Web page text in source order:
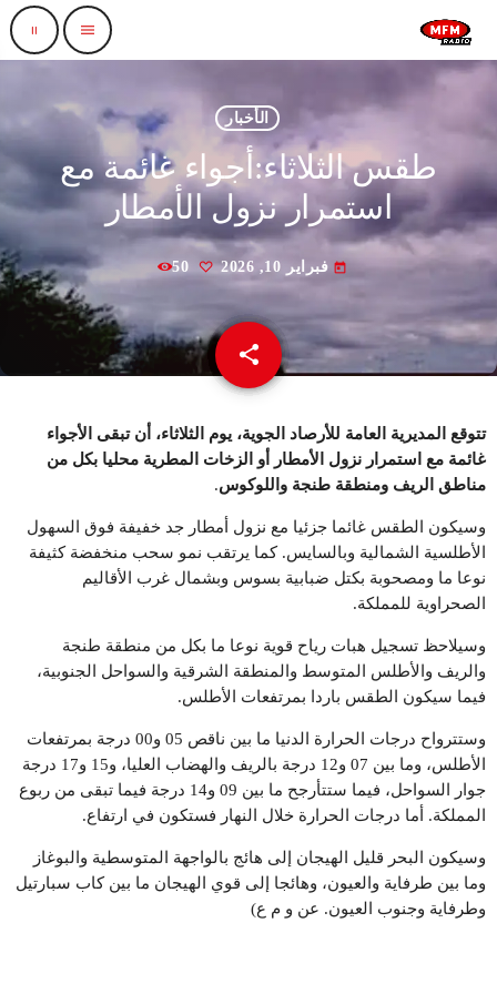
menu
pause
الأخبار
طقس الثلاثاء:أجواء غائمة مع
استمرار نزول الأمطار
today فبراير 10, 2026 50
share
email
تتوقع المديرية العامة للأرصاد الجوية، يوم
الثلاثاء، أن تبقى الأجواء
غائمة مع استمرار نزول الأمطار أو الزخات المطرية محليا بكل من
مناطق الريف ومنطقة طنجة واللوكوس.
وسيكون الطقس غائما جزئيا مع نزول أمطار جد خفيفة فوق السهول
الأطلسية الشمالية وبالسايس. كما يرتقب نمو سحب منخفضة كثيفة
نوعا ما ومصحوبة بكتل ضبابية بسوس وبشمال غرب الأقاليم
الصحراوية للمملكة.
وسيلاحظ تسجيل هبات رياح قوية نوعا ما بكل من منطقة طنجة
والريف والأطلس المتوسط والمنطقة الشرقية والسواحل الجنوبية،
فيما سيكون الطقس باردا بمرتفعات الأطلس.
وستترواح درجات الحرارة الدنيا ما بين ناقص 05 و00 درجة بمرتفعات
الأطلس، وما بين 07 و12 درجة بالريف والهضاب العليا، و15 و17 درجة
جوار السواحل، فيما ستتأرجح ما بين 09 و14 درجة فيما تبقى من ربوع
المملكة. أما درجات الحرارة خلال النهار فستكون في ارتفاع.
وسيكون البحر قليل الهيجان إلى هائج بالواجهة المتوسطية والبوغاز
وما بين طرفاية والعيون، وهائجا إلى قوي الهيجان ما بين كاب سبارتيل
وطرفاية وجنوب العيون. عن و م ع)